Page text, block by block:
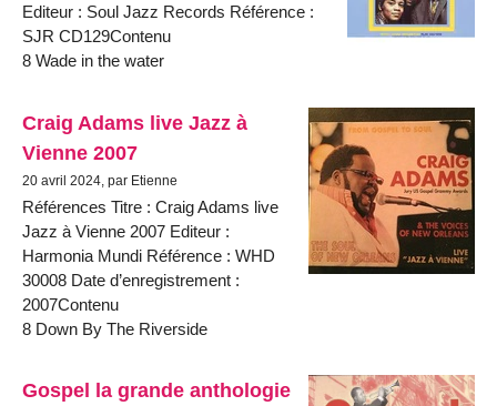
Editeur : Soul Jazz Records Référence :
SJR CD129Contenu
8 Wade in the water
Craig Adams live Jazz à
Vienne 2007
20 avril 2024, par Etienne
Références Titre : Craig Adams live
Jazz à Vienne 2007 Editeur :
Harmonia Mundi Référence : WHD
30008 Date d’enregistrement :
2007Contenu
8 Down By The Riverside
Gospel la grande anthologie